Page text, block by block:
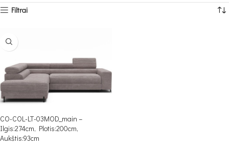
Filtrai
CO-COL-LT-03MOD_main –
Ilgis:274cm, Plotis:200cm,
Aukštis:93cm